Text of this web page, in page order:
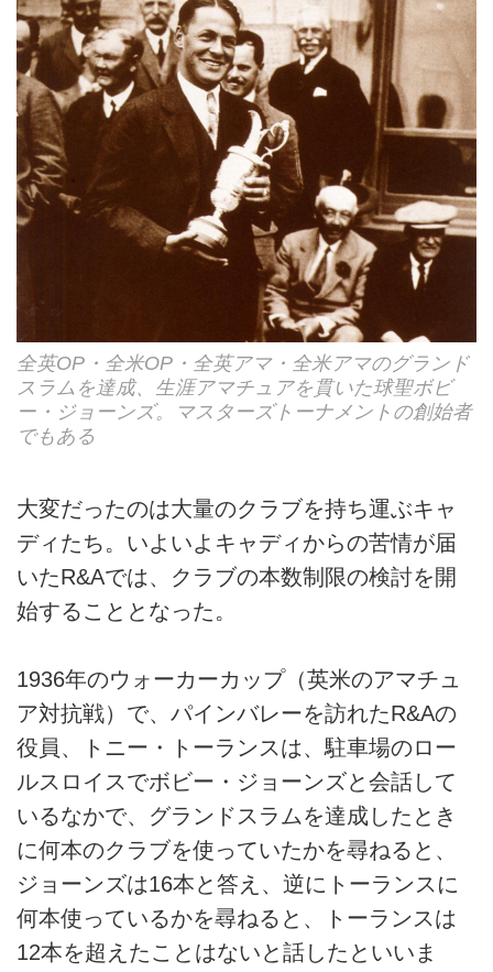
全英OP・全米OP・全英アマ・全米アマのグランド
スラムを達成、生涯アマチュアを貫いた球聖ボビ
ー・ジョーンズ。マスターズトーナメントの創始者
でもある
大変だったのは大量のクラブを持ち運ぶキャ
ディたち。いよいよキャディからの苦情が届
いたR&Aでは、クラブの本数制限の検討を開
始することとなった。
1936年のウォーカーカップ（英米のアマチュ
ア対抗戦）で、パインバレーを訪れたR&Aの
役員、トニー・トーランスは、駐車場のロー
ルスロイスでボビー・ジョーンズと会話して
いるなかで、グランドスラムを達成したとき
に何本のクラブを使っていたかを尋ねると、
ジョーンズは16本と答え、逆にトーランスに
何本使っているかを尋ねると、トーランスは
12本を超えたことはないと話したといいま